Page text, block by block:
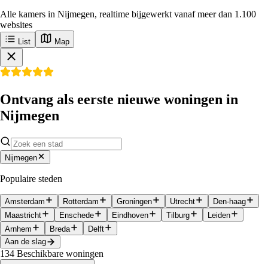
Alle kamers in Nijmegen, realtime bijgewerkt vanaf meer dan 1.100
websites
List Map
Ontvang als eerste nieuwe woningen in
Nijmegen
Nijmegen
Populaire steden
Amsterdam Rotterdam Groningen Utrecht
Den-haag
Maastricht
Enschede Eindhoven Tilburg
Leiden
Arnhem
Breda
Delft
Aan de slag
134 Beschikbare woningen